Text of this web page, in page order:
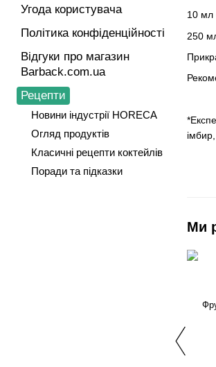
10 мл
250
Ми
Угода користувача
Політика конфіденційності
Відгуки про магазин
Barback.com.ua
Рецепти
Новини індустрії HORECA
Огляд продуктів
Класичні рецепти коктейлів
Поради та підказки